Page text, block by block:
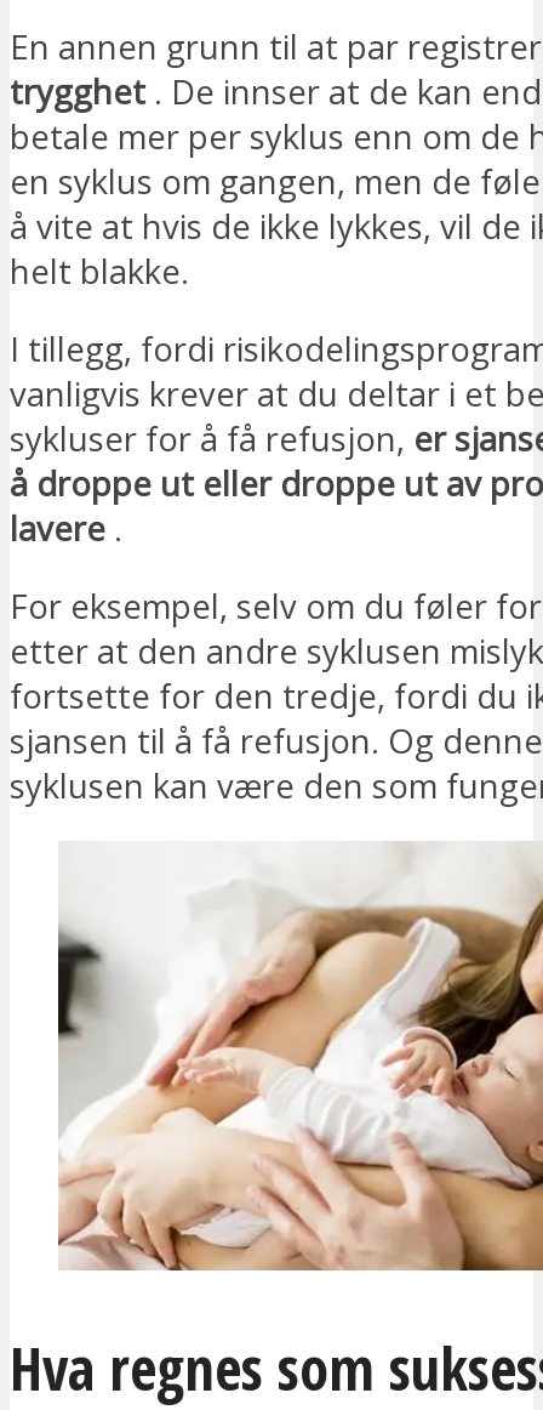
En annen grunn til at par
trygghet. De innser at de kan
betale mer per syklus enn om de
en syklus om gangen, men de
å vite at hvis de ikke lykkes, vil de
helt blakke.
I tillegg, fordi
vanligvis krever at du deltar i et
sykluser for å få refusjon, er
å droppe ut eller droppe ut av
lavere .
For eksempel, selv om du føler
etter at den andre syklusen
fortsette for den tredje, fordi du
sjansen til å få refusjon. Og
syklusen kan være den som
Hva regnes som